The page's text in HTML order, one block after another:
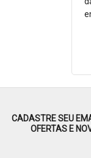
CADASTRE SEU
OFERTAS E